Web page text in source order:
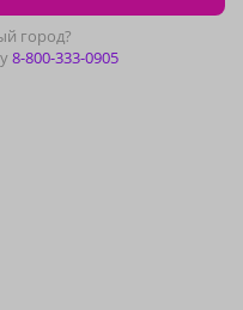
город?
8-800-333-0905